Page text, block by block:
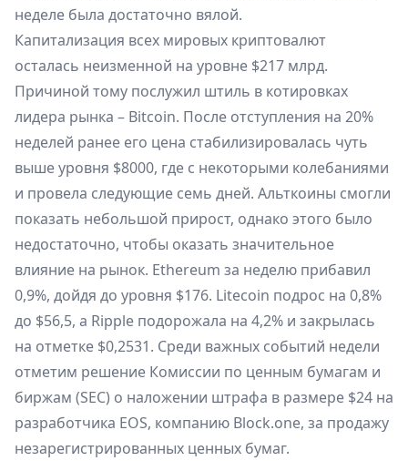
неделе была достаточно вялой.
Капитализация всех мировых криптовалют
осталась неизменной на уровне $217 млрд.
Причиной тому послужил штиль в котировках
лидера рынка – Bitcoin. После отступления на 20%
неделей ранее его цена стабилизировалась чуть
выше уровня $8000, где с некоторыми колебаниями
и провела следующие семь дней. Альткоины смогли
показать небольшой прирост, однако этого было
недостаточно, чтобы оказать значительное
влияние на рынок. Ethereum за неделю прибавил
0,9%, дойдя до уровня $176. Litecoin подрос на 0,8%
до $56,5, а Ripple подорожала на 4,2% и закрылась
на отметке $0,2531. Среди важных событий недели
отметим решение Комиссии по ценным бумагам и
биржам (SEC) о наложении штрафа в размере $24 на
разработчика EOS, компанию Block.one, за продажу
незарегистрированных ценных бумаг.